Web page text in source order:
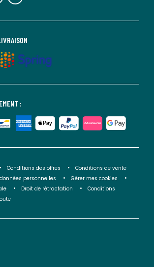
:
Conditions des offres
Conditions de vente
personnelles
Gérer mes cookies
Droit de rétractation
Conditions